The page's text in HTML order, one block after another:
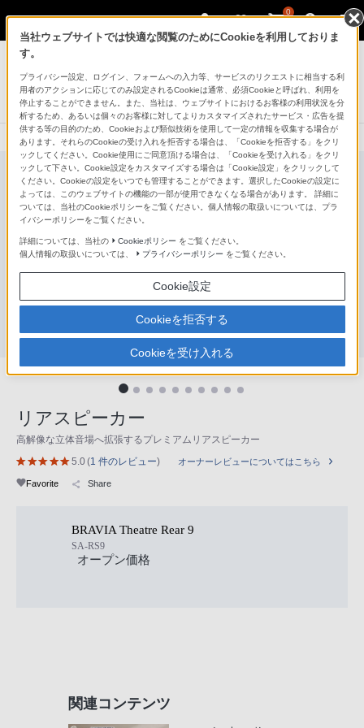
0
サウンドバー／ホームシアターシステム
リアスピーカー
BRAVIA Theatre Rear 9
リアスピーカー
高解像な立体音場へ拡張するプレミアムリアスピーカー
5.0(1 件のレビュー) オーナーレビューについてはこちら
Favorite Share
BRAVIA Theatre Rear 9
SA-RS9
オープン価格
関連コンテンツ
当社ウェブサイトでは快適な閲覧のためにCookieを利用しておりま
す。
プライバシー設定、ログイン、フォームへの入力等、サービスのリクエストに相当する利
用者のアクションに応じてのみ設定されるCookieは通常、必須Cookieと呼ばれ、利用を
停止することができません。また、当社は、ウェブサイトにおけるお客様の利用状況を分
析するため、あるいは個々のお客様に対してよりカスタマイズされたサービス・広告を提
供する等の目的のため、Cookieおよび類似技術を使用して一定の情報を収集する場合が
あります。それらのCookieの受け入れを拒否する場合は、「Cookieを拒否する」をクリ
ックしてください。Cookie使用にご同意頂ける場合は、「Cookieを受け入れる」をクリ
ックして下さい。Cookie設定をカスタマイズする場合は「Cookie設定」をクリックして
ください。Cookieの設定をいつでも管理することができます。選択したCookieの設定に
よっては、このウェブサイトの機能の一部が使用できなくなる場合があります。 詳細に
ついては、当社のCookieポリシーをご覧ください。個人情報の取扱いについては、プラ
イバシーポリシーをご覧ください。
詳細については、当社の Cookieポリシー をご覧ください。
個人情報の取扱いについては、
プライバシーポリシー をご覧ください。
Cookie設定
Cookieを拒否する
Cookieを受け入れる